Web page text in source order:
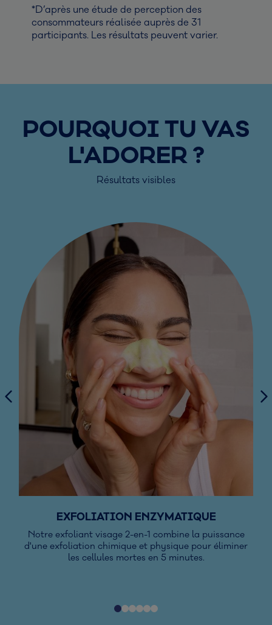
*D’après une étude de perception des
consommateurs réalisée auprès de 31
participants. Les résultats peuvent varier.
POURQUOI TU VAS
L'ADORER ?
Résultats visibles
EXFOLIATION ENZYMATIQUE
Notre exfoliant visage 2-en-1 combine la puissance
d'une exfoliation chimique et physique pour éliminer
les cellules mortes en 5 minutes.